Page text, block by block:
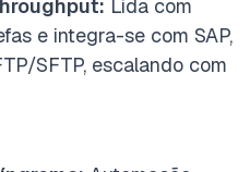
Lida com
e integra-se com SAP,
SFTP, escalando com